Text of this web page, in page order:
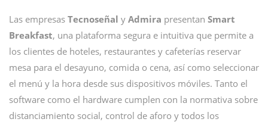
Las empresas Tecnoseñal y Admira presentan Smart
Breakfast, una plataforma segura e intuitiva que permite a
los clientes de hoteles, restaurantes y cafeterías reservar
mesa para el desayuno, comida o cena, así como seleccionar
el menú y la hora desde sus dispositivos móviles. Tanto el
software como el hardware cumplen con la normativa sobre
distanciamiento social, control de aforo y todos los